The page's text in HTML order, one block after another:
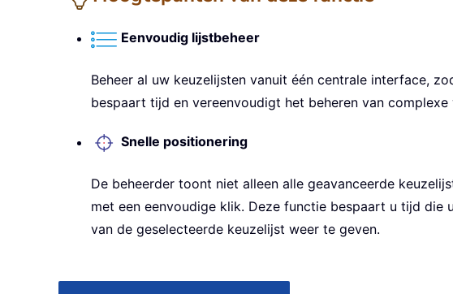
Eenvoudig lijstbeheer
Beheer al uw keuzelijsten vanuit één centrale interface,
bespaart tijd en vereenvoudigt het beheren van complexe
Snelle positionering
De beheerder toont niet alleen alle geavanceerde
met een eenvoudige klik. Deze functie bespaart u tijd
van de geselecteerde keuzelijst weer te geven.